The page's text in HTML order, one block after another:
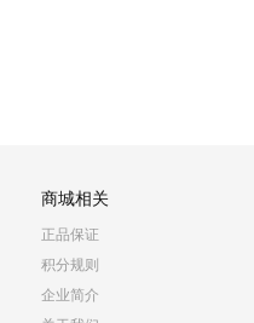
商城相关
正品保证
积分规则
企业简介